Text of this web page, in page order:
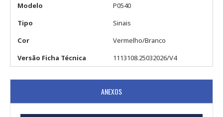
Modelo
P0540
Tipo
Sinais
Cor
Vermelho/Branco
Versão Ficha Técnica
1113108.25032026/V4
ANEXOS